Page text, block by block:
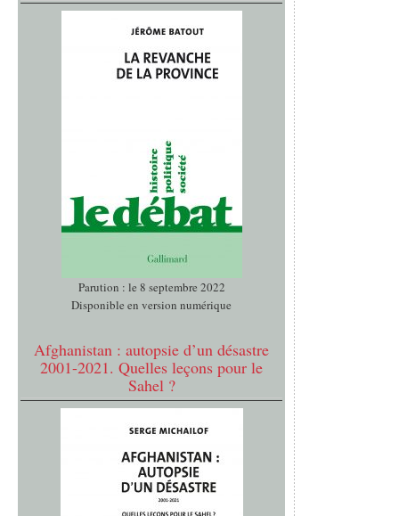
Parution : le 8 septembre 2022
Disponible en version numérique
Afghanistan : autopsie d’un désastre
2001-2021. Quelles leçons pour le
Sahel ?